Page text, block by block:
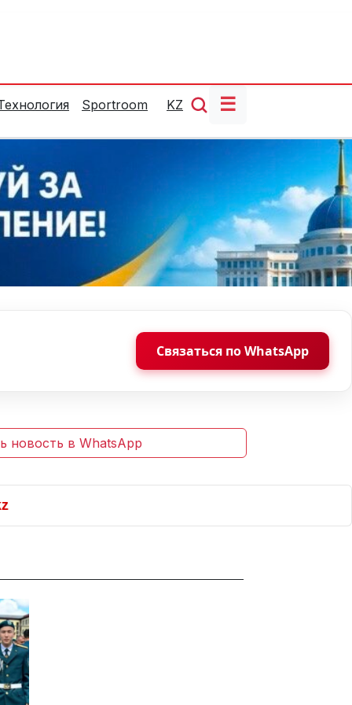
Sportroom KZ ☰
Связаться по WhatsApp
новость в WhatsApp